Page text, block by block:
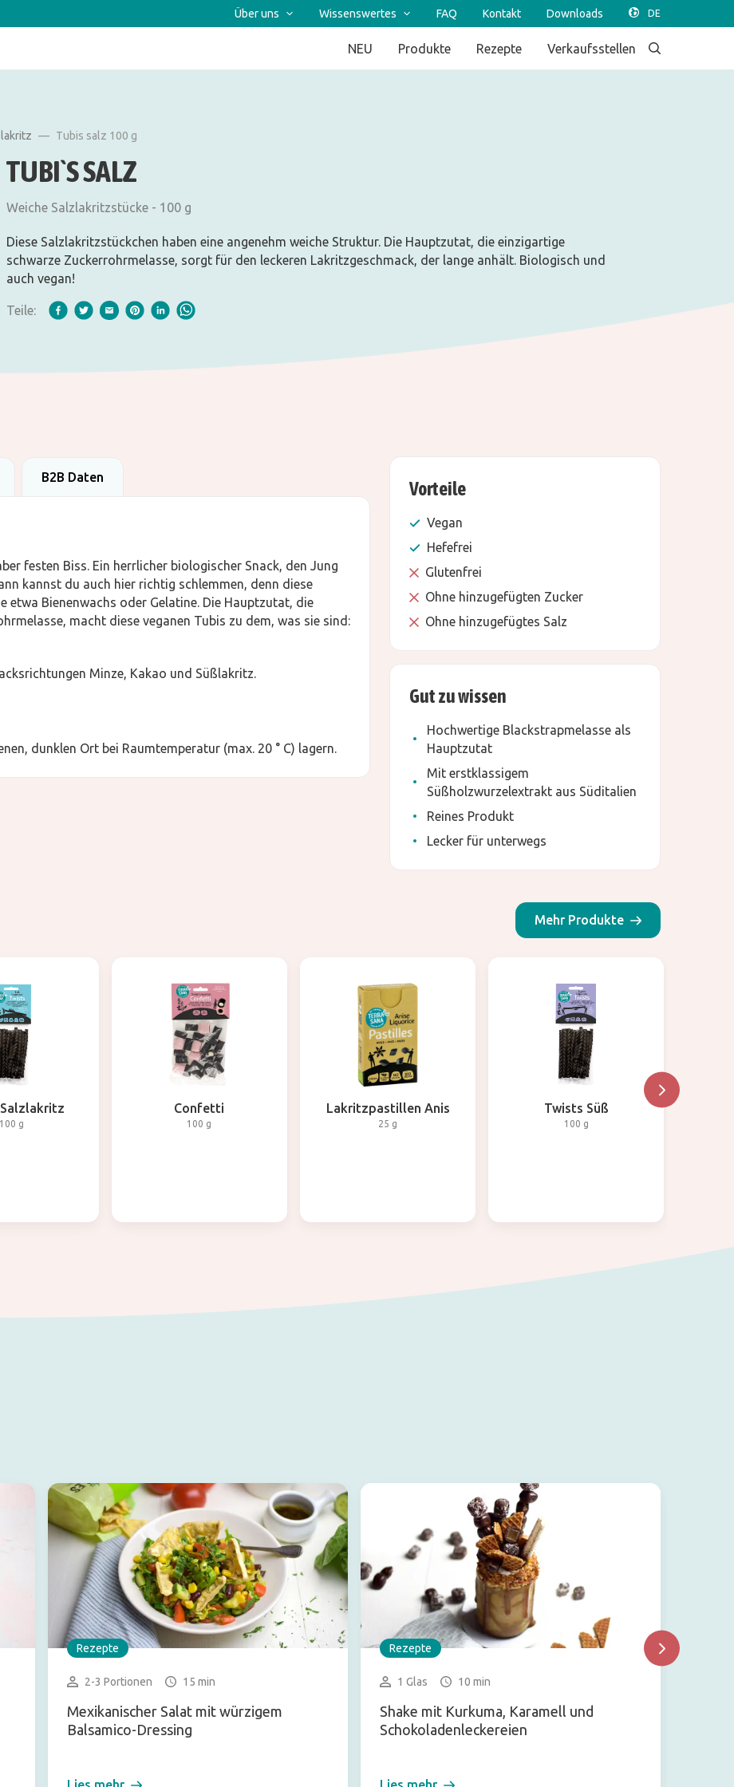
Über uns Wissenswertes FAQ Kontakt Downloads
NEU Produkte Rezepte Verkaufsstellen
Tubis salz 100 g
TUBI`S SALZ
Weiche Salzlakritzstücke - 100 g
Diese Salzlakritzstückchen haben eine angenehm weiche Struktur. Die Hauptzutat, die einzigartige
schwarze Zuckerrohrmelasse, sorgt für den leckeren Lakritzgeschmack, der lange anhält. Biologisch und
auch vegan!
Teile:
B2B Daten
festen Biss. Ein herrlicher biologischer Snack, den Jung
kannst du auch hier richtig schlemmen, denn diese
etwa Bienenwachs oder Gelatine. Die Hauptzutat, die
macht diese veganen Tubis zu dem, was sie sind:
Minze, Kakao und Süßlakritz.
dunklen Ort bei Raumtemperatur (max. 20 ° C) lagern.
Vorteile
Vegan
Hefefrei
Glutenfrei
Ohne hinzugefügten Zucker
Ohne hinzugefügtes Salz
Gut zu wissen
Hochwertige Blackstrapmelasse als
Hauptzutat
Mit erstklassigem
Süßholzwurzelextrakt aus Süditalien
Reines Produkt
Lecker für unterwegs
Mehr Produkte
100 g
Confetti
100 g
Lakritzpastillen Anis
25 g
Twists Süß
100 g
Rezepte
2-3 Portionen 15 min
Mexikanischer Salat mit würzigem
Balsamico-Dressing
Rezepte
1 Glas 10 min
Shake mit Kurkuma, Karamell und
Schokoladenleckereien